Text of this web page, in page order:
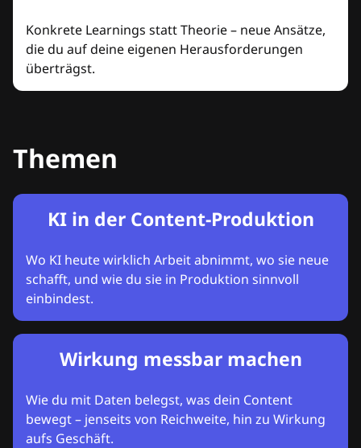
Konkrete Learnings statt Theorie – neue Ansätze,
die du auf deine eigenen Herausforderungen
überträgst.
Themen
KI in der Content-Produktion
Wo KI heute wirklich Arbeit abnimmt, wo sie neue
schafft, und wie du sie in Produktion sinnvoll
einbindest.
Wirkung messbar machen
Wie du mit Daten belegst, was dein Content
bewegt – jenseits von Reichweite, hin zu Wirkung
aufs Geschäft.